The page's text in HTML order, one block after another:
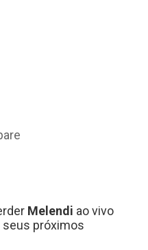
Melendi ao vivo
próximos